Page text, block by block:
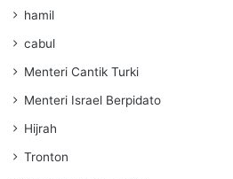
hamil
cabul
Menteri Cantik Turki
Menteri Israel Berpidato
Hijrah
Tronton